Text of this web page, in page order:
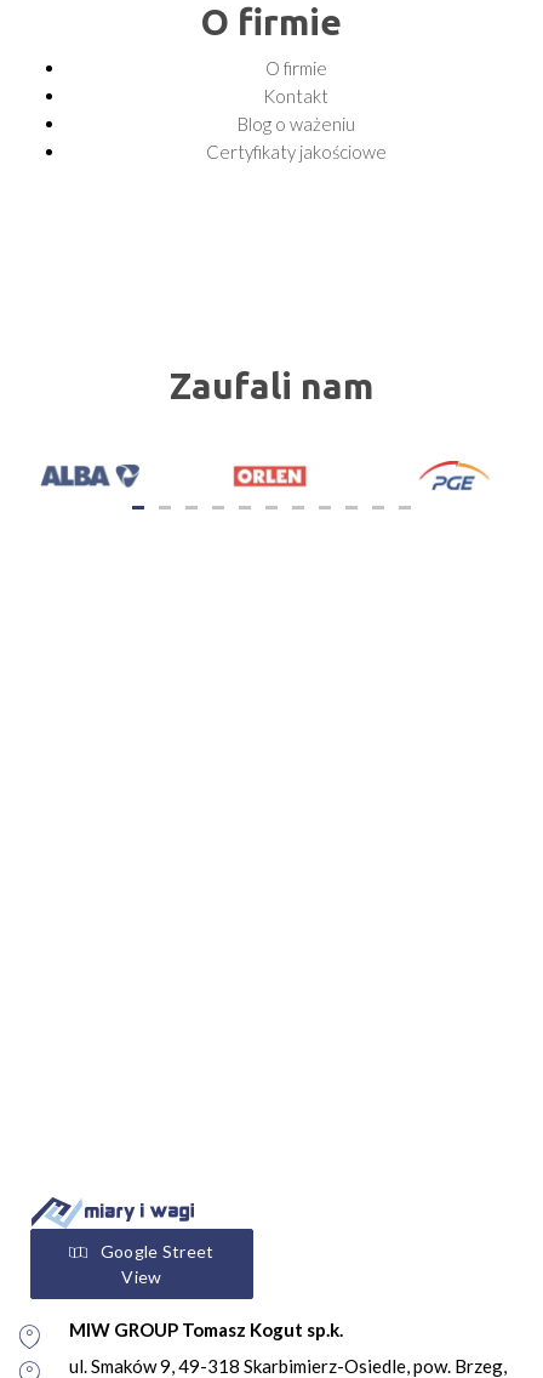
O firmie
O firmie
Kontakt
Blog o ważeniu
Certyfikaty jakościowe
Zaufali nam
Google Street
View
MIW GROUP Tomasz Kogut sp.k.
ul. Smaków 9, 49-318 Skarbimierz-Osiedle, pow. Brzeg,